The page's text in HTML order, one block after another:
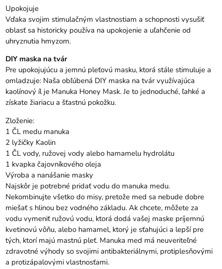
Upokojuje
Vďaka svojim stimulačným vlastnostiam a schopnosti vysušiť
oblasť sa historicky používa na upokojenie a uľahčenie od
uhryznutia hmyzom.
DIY maska ​​na tvár
Pre upokojujúcu a jemnú pleťovú masku, ktorá stále stimuluje a
omladzuje: Naša obľúbená DIY maska ​​na tvár využívajúca
kaolínový íl je Manuka Honey Mask. Je to jednoduché, ľahké a
získate žiariacu a šťastnú pokožku.
Zloženie:
1 ČL medu manuka
2 lyžičky Kaolin
1 ČL vody, ružovej vody alebo hamamelu hydrolátu
1 kvapka čajovníkového oleja
Výroba a nanášanie masky
Najskôr je potrebné pridať vodu do manuka medu.
Nekombinujte všetko do misy, pretože med sa nebude dobre
miešať s hlinou bez vodného základu. Ak chcete, môžete za
vodu vymeniť ružovú vodu, ktorá dodá vašej maske príjemnú
kvetinovú vôňu, alebo hamamel, ktorý je sťahujúci a lepší pre
tých, ktorí majú mastnú pleť. Manuka med má neuveriteľné
zdravotné výhody so svojimi antibakteriálnymi, protiplesňovými
a protizápalovými vlastnosťami.